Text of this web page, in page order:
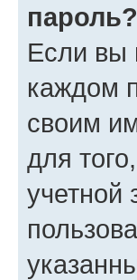
пароль?
Если вы
каждом
своим
для
учетной